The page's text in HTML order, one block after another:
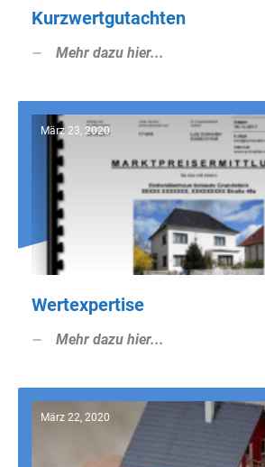
Kurzwertgutachten
Mehr dazu hier...
März 23, 2020
Wertexpertise
Mehr dazu hier...
März 22, 2020